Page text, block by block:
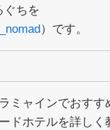
ぐちを
）です。
ミャインでおすす
ドホテルを詳しく